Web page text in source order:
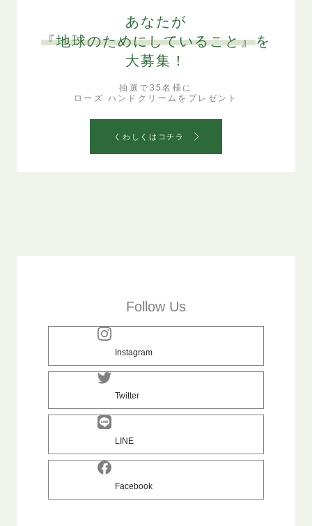
あなたが
『地球のためにしていること』を
大募集！
抽選で35名様に
ローズ ハンドクリームをプレゼント
くわしくはコチラ
Follow Us
Instagram
Twitter
LINE
Facebook